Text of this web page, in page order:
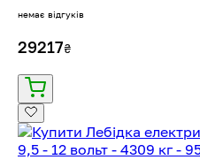
немає відгуків
29217₴